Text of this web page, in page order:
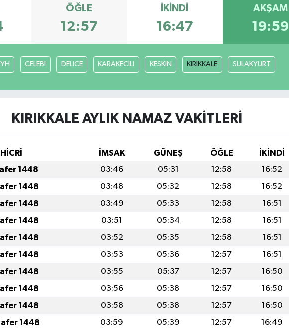
ÖĞLE
12:57
İKINDI
16:47
AKŞAM
19:59
CELEBI DELICE KARAKECILI KESKİN KIRIKKALE SULAKYURT
KIRIKKALE AYLIK NAMAZ VAKITLERI
HİCRİ İMSAK GÜNEŞ ÖĞLE İKINDI
1448 03:46 05:31 12:58 16:52
1448 03:48 05:32 12:58 16:52
1448 03:49 05:33 12:58 16:51
1448 03:51 05:34 12:58 16:51
1448 03:52 05:35 12:58 16:51
1448 03:53 05:36 12:57 16:51
1448 03:55 05:37 12:57 16:50
1448 03:56 05:38 12:57 16:50
1448 03:58 05:38 12:57 16:50
1448 03:59 05:39 12:57 16:49